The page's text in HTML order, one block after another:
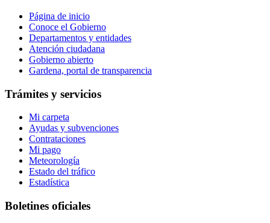
Página de inicio
Conoce el Gobierno
Departamentos y entidades
Atención ciudadana
Gobierno abierto
Gardena, portal de transparencia
Trámites y servicios
Mi carpeta
Ayudas y subvenciones
Contrataciones
Mi pago
Meteorología
Estado del tráfico
Estadística
Boletines oficiales